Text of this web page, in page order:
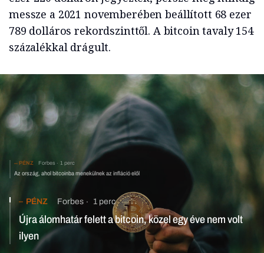
messze a 2021 novemberében beállított 68 ezer
789 dolláros rekordszinttől. A bitcoin tavaly 154
százalékkal drágult.
PÉNZ Forbes 1 perc
Az ország, ahol bitcoinba menekülnek az infláció elől
PÉNZ Forbes 1 perc
Újra álomhatár felett a bitcoin, közel egy éve nem volt
ilyen